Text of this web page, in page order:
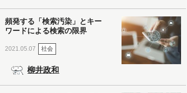
頻発する「検索汚染」とキー
ワードによる検索の限界
2021.05.07 社会
柳井政和